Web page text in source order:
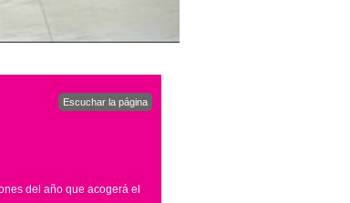
Escuchar la página
del año que acogerá el